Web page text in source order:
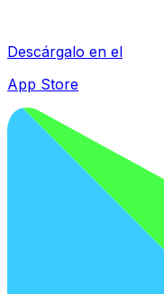
Descárgalo en el
App Store